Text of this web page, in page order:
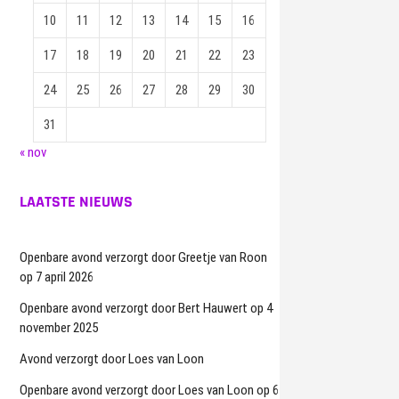
10 11 12 13 14 15 16
17 18 19 20 21 22 23
24 25 26 27 28 29 30
31
« nov
LAATSTE NIEUWS
Openbare avond verzorgt door Greetje van Roon
op 7 april 2026
Openbare avond verzorgt door Bert Hauwert op 4
november 2025
Avond verzorgt door Loes van Loon
Openbare avond verzorgt door Loes van Loon op 6